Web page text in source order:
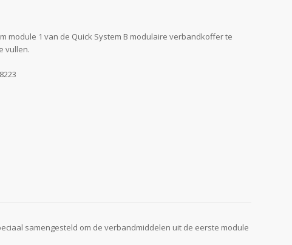
module 1 van de Quick System B modulaire verbandkoffer te
vullen.
samengesteld om de verbandmiddelen uit de eerste module